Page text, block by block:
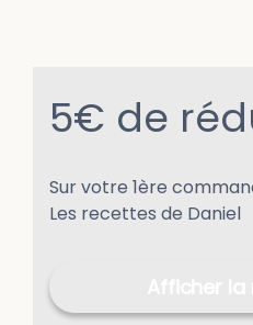
5€ de
Sur votre 1ère
Les recettes de Daniel